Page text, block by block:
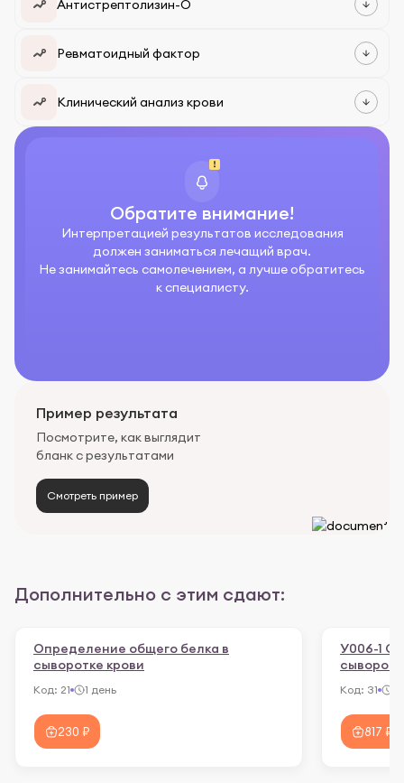
Антистрептолизин-О
Ревматоидный фактор
Клинический анализ крови
Обратите внимание!
Интерпретацией результатов исследования
должен заниматься лечащий врач.
Не занимайтесь самолечением, а лучше обратитесь
к специалисту.
Пример результата
Посмотрите, как выглядит
бланк с результатами
Смотреть пример
Дополнительно с этим сдают:
Определение общего белка в
сыворотке крови
Код: 21 1 день
230 ₽
У006-1
Код: 31
817 ₽